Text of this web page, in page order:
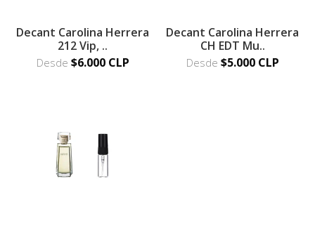
Decant Carolina Herrera
212 Vip, ..
Desde $6.000 CLP
Decant Carolina Herrera
CH EDT Mu..
Desde $5.000 CLP